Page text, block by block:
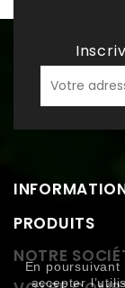
PRODUITS
NOTRE
En
accepter